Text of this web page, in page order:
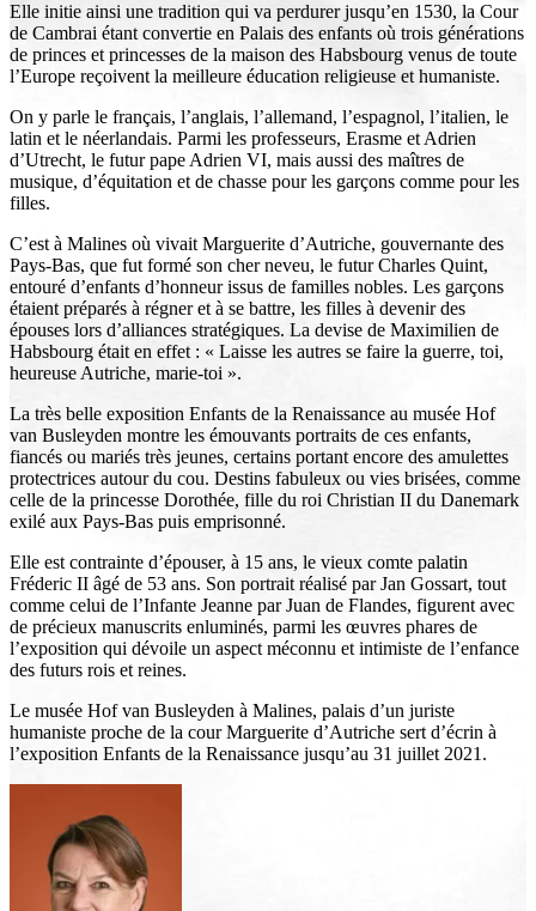
Elle initie ainsi une tradition qui va perdurer jusqu’en 1530, la Cour
de Cambrai étant convertie en Palais des enfants où trois générations
de princes et princesses de la maison des Habsbourg venus de toute
l’Europe reçoivent la meilleure éducation religieuse et humaniste.
On y parle le français, l’anglais, l’allemand, l’espagnol, l’italien, le
latin et le néerlandais. Parmi les professeurs, Erasme et Adrien
d’Utrecht, le futur pape Adrien VI, mais aussi des maîtres de
musique, d’équitation et de chasse pour les garçons comme pour les
filles.
C’est à Malines où vivait Marguerite d’Autriche, gouvernante des
Pays-Bas, que fut formé son cher neveu, le futur Charles Quint,
entouré d’enfants d’honneur issus de familles nobles. Les garçons
étaient préparés à régner et à se battre, les filles à devenir des
épouses lors d’alliances stratégiques. La devise de Maximilien de
Habsbourg était en effet : « Laisse les autres se faire la guerre, toi,
heureuse Autriche, marie-toi ».
La très belle exposition Enfants de la Renaissance au musée Hof
van Busleyden montre les émouvants portraits de ces enfants,
fiancés ou mariés très jeunes, certains portant encore des amulettes
protectrices autour du cou. Destins fabuleux ou vies brisées, comme
celle de la princesse Dorothée, fille du roi Christian II du Danemark
exilé aux Pays-Bas puis emprisonné.
Elle est contrainte d’épouser, à 15 ans, le vieux comte palatin
Fréderic II âgé de 53 ans. Son portrait réalisé par Jan Gossart, tout
comme celui de l’Infante Jeanne par Juan de Flandes, figurent avec
de précieux manuscrits enluminés, parmi les œuvres phares de
l’exposition qui dévoile un aspect méconnu et intimiste de l’enfance
des futurs rois et reines.
Le musée Hof van Busleyden à Malines, palais d’un juriste
humaniste proche de la cour Marguerite d’Autriche sert d’écrin à
l’exposition Enfants de la Renaissance jusqu’au 31 juillet 2021.